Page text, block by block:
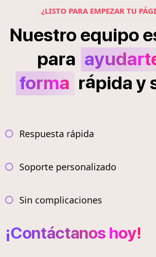
¿LISTO PARA EMPEZAR TU
Nuestro equipo
para
forma rápiday
Respuesta rápida
Soporte personalizado
Sin complicaciones
¡Contáctanos hoy!